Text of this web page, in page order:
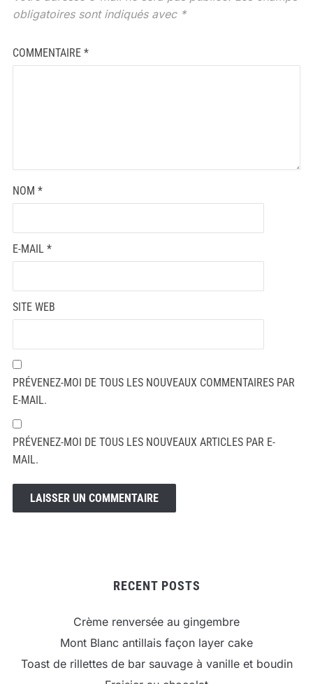
obligatoires sont indiqués avec *
COMMENTAIRE *
NOM *
E-MAIL *
SITE WEB
PRÉVENEZ-MOI DE TOUS LES NOUVEAUX COMMENTAIRES PAR
E-MAIL.
PRÉVENEZ-MOI DE TOUS LES NOUVEAUX ARTICLES PAR E-
MAIL.
RECENT POSTS
Crème renversée au gingembre
Mont Blanc antillais façon layer cake
Toast de rillettes de bar sauvage à vanille et boudin